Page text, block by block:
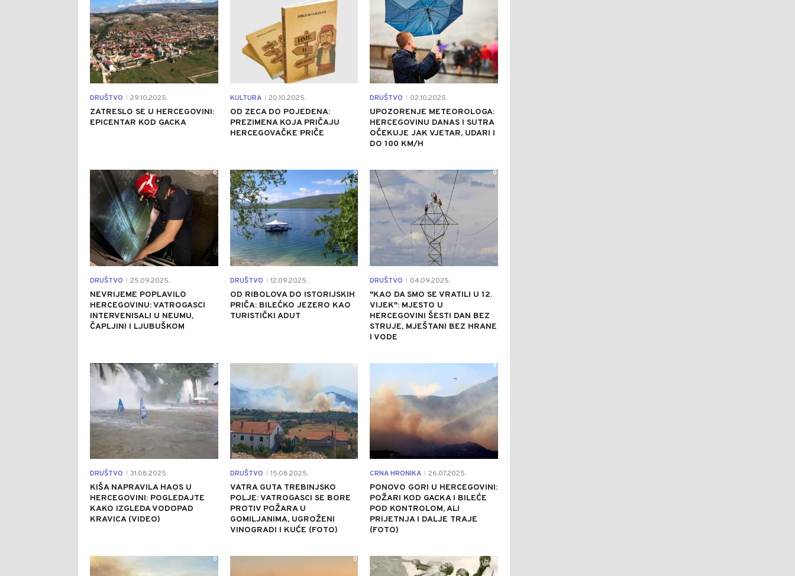
DRUŠTVO 29.10.2025.
ZATRESLO SE U HERCEGOVINI:
EPICENTAR KOD GACKA
KULTURA 20.10.2025.
OD ZECA DO POJEDENA:
PREZIMENA KOJA PRIČAJU
HERCEGOVAČKE PRIČE
DRUŠTVO 02.10.2025.
UPOZORENJE METEOROLOGA:
HERCEGOVINU DANAS I SUTRA
OČEKUJE JAK VJETAR, UDARI I
DO 100 KM/H
DRUŠTVO 25.09.2025.
NEVRIJEME POPLAVILO
HERCEGOVINU: VATROGASCI
INTERVENISALI U NEUMU,
ČAPLJINI I LJUBUŠKOM
0
DRUŠTVO 12.09.2025.
OD RIBOLOVA DO ISTORIJSKIH
PRIČA: BILEĆKO JEZERO KAO
TURISTIČKI ADUT
0
DRUŠTVO 04.09.2025.
"KAO DA SMO SE VRATILI U 12.
VIJEK": MJESTO U
HERCEGOVINI ŠESTI DAN BEZ
STRUJE, MJEŠTANI BEZ HRANE
I VODE
0
DRUŠTVO 31.08.2025.
KIŠA NAPRAVILA HAOS U
HERCEGOVINI: POGLEDAJTE
KAKO IZGLEDA VODOPAD
KRAVICA (VIDEO)
0
DRUŠTVO 15.08.2025.
VATRA GUTA TREBINJSKO
POLJE: VATROGASCI SE BORE
PROTIV POŽARA U
GOMILJANIMA, UGROŽENI
VINOGRADI I KUĆE (FOTO)
0
CRNA HRONIKA 26.07.2025.
PONOVO GORI U HERCEGOVINI:
POŽARI KOD GACKA I BILEĆE
POD KONTROLOM, ALI
PRIJETNJA I DALJE TRAJE
(FOTO)
0
0 0 0